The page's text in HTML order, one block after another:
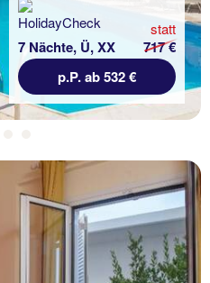
7 Nächte, Ü, XX
statt
717 €
p.P. ab 532 €